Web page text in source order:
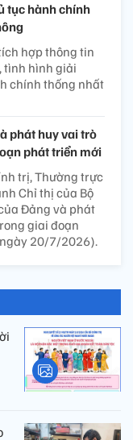
tục hành chính
hợp thông tin
tình hình giải
chính thống nhất
phát huy vai trò
phát triển mới
trị, Thường trực
Chỉ thị của Bộ
Đảng và phát
giai đoạn
20/7/2026).